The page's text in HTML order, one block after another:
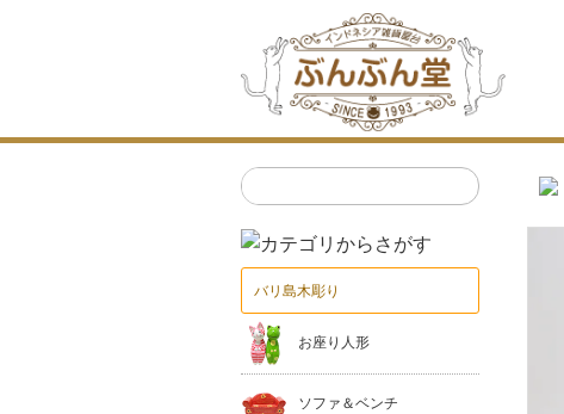
バリ島木彫り
お座り人形
ソファ＆ベンチ